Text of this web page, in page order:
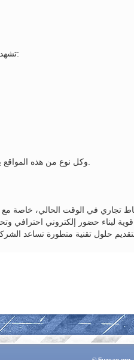
تشهد المملكة طلبًا متزايدًا على أنواع مختلفة من المواقع الإلكترونية، ومنها:
وكل نوع من هذه المواقع يحتاج إلى تصميم خاص يتناسب مع طبيعة النشاط والجمهور المستهدف.
في الوقت الحالي، خاصة مع
لبناء حضور إلكتروني احترافي